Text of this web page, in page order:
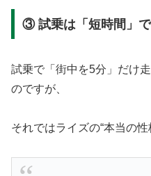
③ 試乗は「短時間」
試乗で「街中を5分」だけ
のですが、
それではライズの“本当の性